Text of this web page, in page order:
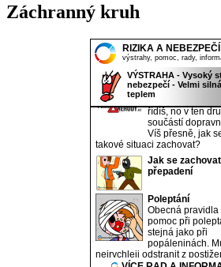
Záchranný kruh